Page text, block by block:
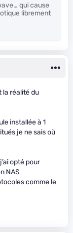
qui cause
librement
la réalité du
installée à 1
je ne sais où
opté pour
NAS
comme le